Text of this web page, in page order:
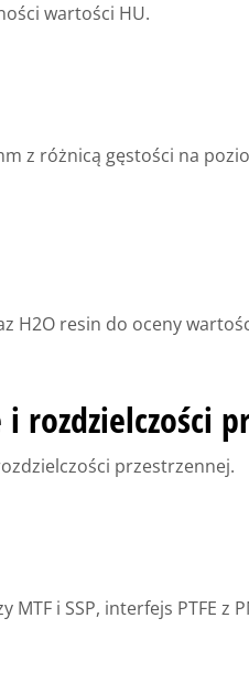
wartości HU.
z różnicą gęstości na
H2O resin do oceny
rozdzielczości
przestrzennej.
i SSP, interfejs PTFE z